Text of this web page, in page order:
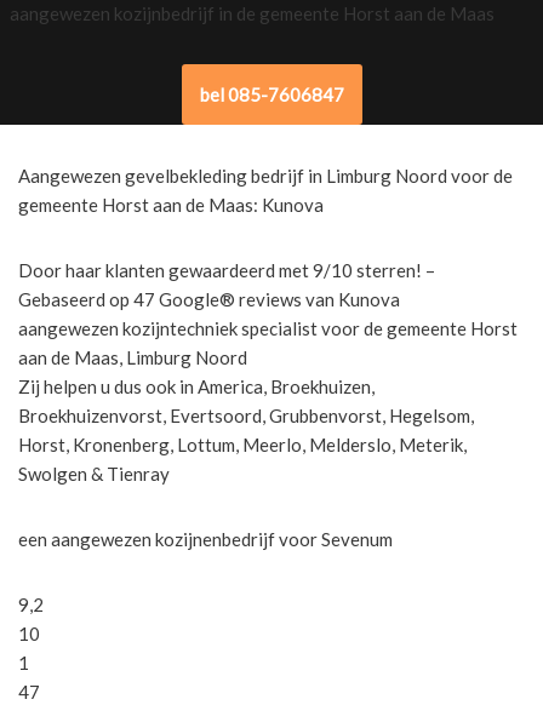
aangewezen kozijnbedrijf in de gemeente Horst aan de Maas
bel 085-7606847
Aangewezen gevelbekleding bedrijf in Limburg Noord voor de
gemeente Horst aan de Maas: Kunova
Door haar klanten gewaardeerd met 9/10 sterren! –
Gebaseerd op 47 Google® reviews van Kunova
aangewezen kozijntechniek specialist voor de gemeente Horst
aan de Maas, Limburg Noord
Zij helpen u dus ook in America, Broekhuizen,
Broekhuizenvorst, Evertsoord, Grubbenvorst, Hegelsom,
Horst, Kronenberg, Lottum, Meerlo, Melderslo, Meterik,
Swolgen & Tienray
een aangewezen kozijnenbedrijf voor Sevenum
9,2
10
1
47